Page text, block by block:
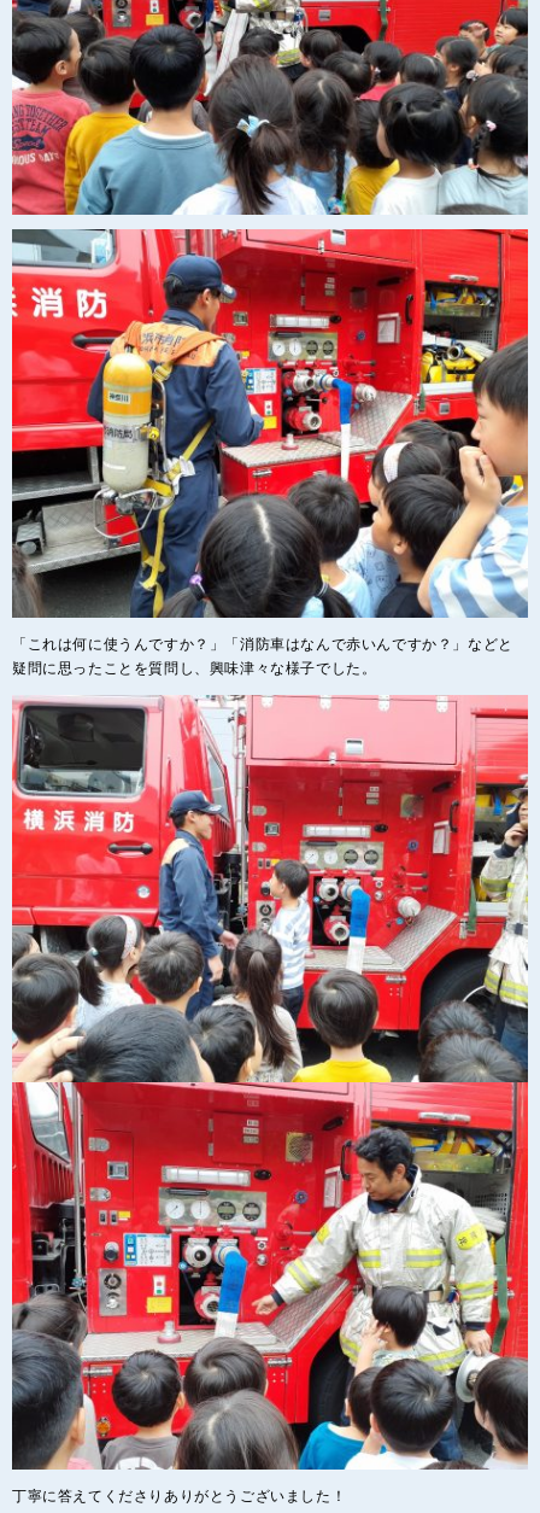
「これは何に使うんですか？」「消防車はなんで赤いんですか？」などと
疑問に思ったことを質問し、興味津々な様子でした。
丁寧に答えてくださりありがとうございました！